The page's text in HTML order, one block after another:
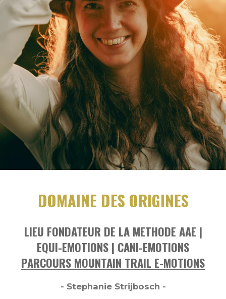
DOMAINE DES ORIGINES
LIEU FONDATEUR DE LA METHODE AAE |
EQUI-EMOTIONS | CANI-EMOTIONS
PARCOURS MOUNTAIN TRAIL E-MOTIONS
- Stephanie Strijbosch -